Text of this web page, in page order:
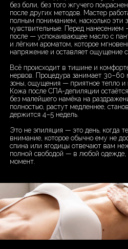
без боли, без того жгучего
после других методов. Мастер
полным пониманием, насколько эти
чувствительные. Перед нанесением
после — успокаивающее масло с
и лёгким ароматом, которое
напряжение и оставляет ощущение
Всё происходит в тишине и
нервов. Процедура занимает 30–60
зоны, ощущения — приятное тепло и
Кожа после СПА-депиляции
без малейшего намёка на
полностью, растут медленнее,
держится 4–5 недель.
Это не эпиляция — это день, когда
внимание, которое обычно ему не
спина или ягодицы отвечают вам
полной свободой — в любой
момент.